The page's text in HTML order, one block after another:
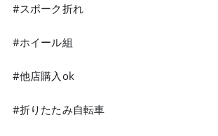
#スポーク折れ
#ホイール組
#他店購入ok
#折りたたみ自転車